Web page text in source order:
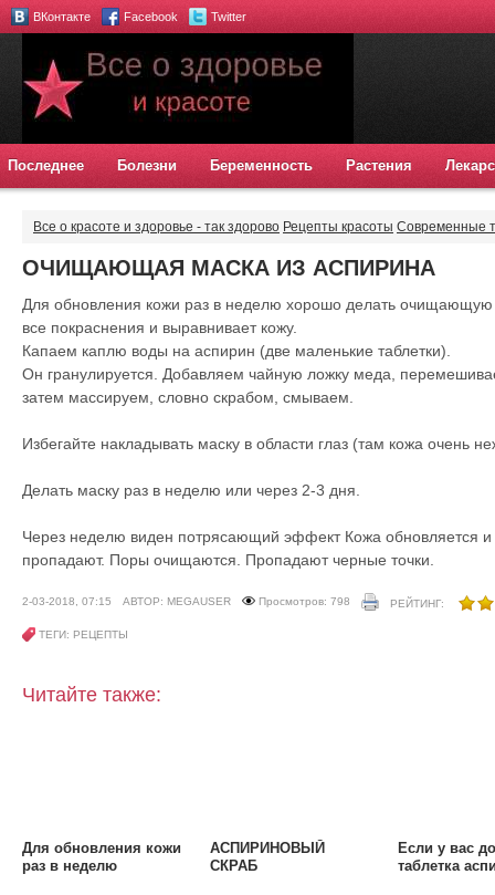
ВКонтакте Facebook Twitter
Последнее Болезни Беременность Растения
Все о красоте и здоровье - так здорово Рецепты красоты Современные
МАСКА ИЗ АСПИРИНА
ОЧИЩАЮЩАЯ МАСКА ИЗ АСПИРИНА
Для обновления кожи раз в неделю хорошо делать очищающую
все покраснения и выравнивает кожу.
Капаем каплю воды на аспирин (две маленькие таблетки).
Он гранулируется. Добавляем чайную ложку меда,
затем массируем, словно скрабом, смываем.
Избегайте накладывать маску в области глаз (там кожа очень
Делать маску раз в неделю или через 2-3 дня.
Через неделю виден потрясающий эффект Кожа обновляется
пропадают. Поры очищаются. Пропадают черные точки.
2-03-2018, 07:15 АВТОР: MEGAUSER Просмотров: 798 РЕЙТИНГ:
ТЕГИ: РЕЦЕПТЫ
Читайте также:
Для обновления кожи
раз в неделю
АСПИРИНОВЫЙ
СКРАБ
Если у вас
таблетка